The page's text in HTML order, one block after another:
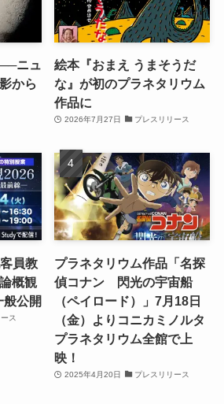
ニュ
から
絵本『おまえ うまそうだ
な』が初のプラネタリウム
作品に
2026年7月27日 プレスリリース
員教
概観
公開
ス
プラネタリウム作品「名探
偵コナン 閃光の宇宙船
（ペイロード）」7月18日
（金）よりコニカミノルタ
プラネタリウム全館で上
映！
2025年4月20日 プレスリリース